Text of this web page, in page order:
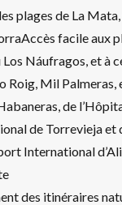
plages de La
facile aux
Los Náufragos, et à
Roig, Mil Palmeras,
de
de Torrevieja et
International
des itinéraires